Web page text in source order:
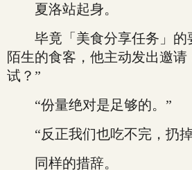
夏洛站起身。
毕竟「美食分享任务」的
陌生的食客，他主动发出邀请
试？”
“份量绝对是足够的。”
“反正我们也吃不完，扔掉
同样的措辞。